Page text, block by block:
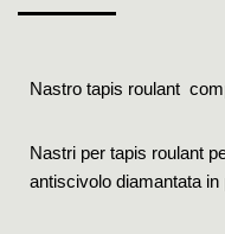
Nastro tapis roulant
Nastri per tapis roulant
antiscivolo diamantata